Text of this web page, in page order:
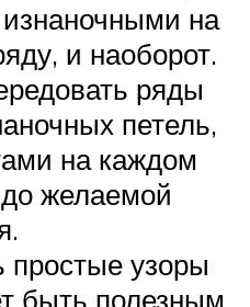
на
и наоборот.
ряды
петель,
на каждом
желаемой
простые узоры
быть полезным